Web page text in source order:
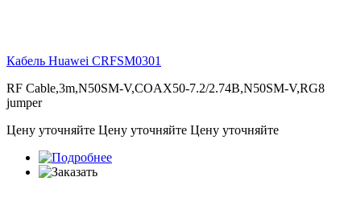
Кабель Huawei CRFSM0301
RF Cable,3m,N50SM-V,COAX50-7.2/2.74B,N50SM-V,RG8
jumper
Цену уточняйте Цену уточняйте Цену уточняйте